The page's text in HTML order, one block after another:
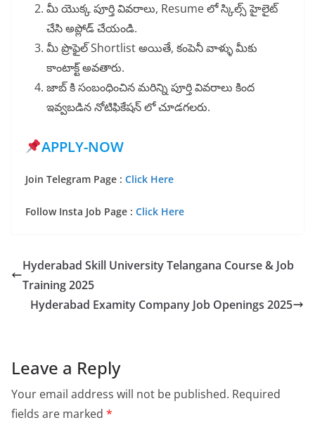
మీ యొక్క పూర్తి వివరాలు, Resume లో స్కిల్స్ హైలైట్
చేసి అప్లోడ్ చేయండి.
మీ ప్రొఫైల్ Shortlist అయితే, కంపెనీ వాళ్ళు మీకు
కాంటాక్ట్ అవతారు.
జాబ్ కి సంబంధించిన మరిన్ని పూర్తి వివరాలు కింద
ఇవ్వబడిన నోటిఫికేషన్ లో చూడగలరు.
APPLY-NOW
Join Telegram Page : Click Here
Follow Insta Job Page : Click Here
Hyderabad Skill University Telangana Course & Job
Training 2025
Hyderabad Examity Company Job Openings 2025
Leave a Reply
Your email address will not be published. Required
fields are marked *